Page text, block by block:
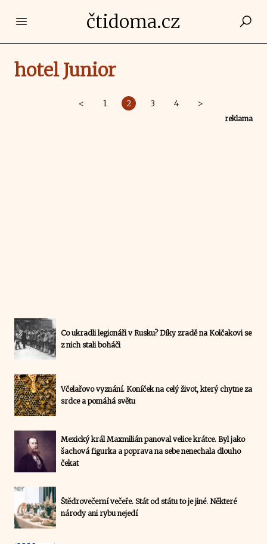
Open main menučtidoma.cz
hotel Junior
< 1 2 3 4 >
reklama
Co ukradli legionáři v Rusku? Díky zradě na Kolčakovi se
z nich stali boháči
Včelařovo vyznání. Koníček na celý život, který chytne za
srdce a pomáhá světu
Mexický král Maxmilián panoval velice krátce. Byl jako
šachová figurka a poprava na sebe nenechala dlouho
čekat
Štědrovečerní večeře. Stát od státu to je jiné. Některé
národy ani rybu nejedí